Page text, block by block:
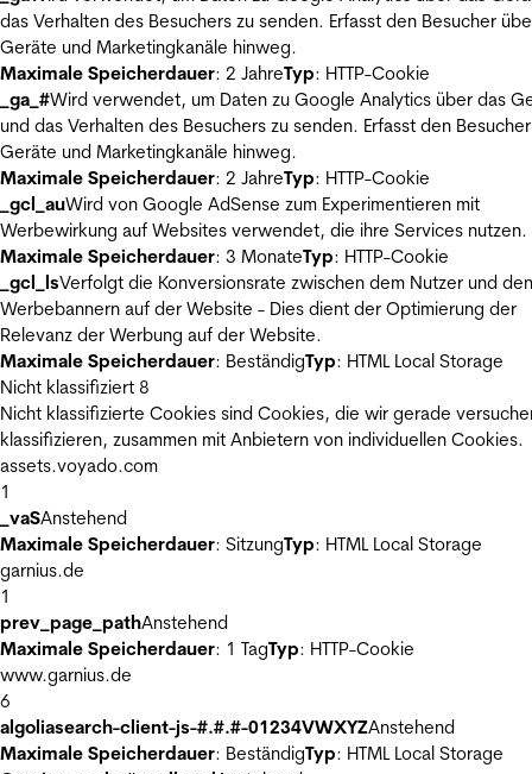
das Verhalten des Besuchers zu senden. Erfasst den Besucher
Geräte und Marketingkanäle hinweg.
Maximale Speicherdauer: 2 JahreTyp: HTTP-Cookie
_ga_#Wird verwendet, um Daten zu Google Analytics über das
und das Verhalten des Besuchers zu senden. Erfasst den
Geräte und Marketingkanäle hinweg.
Maximale Speicherdauer: 2 JahreTyp: HTTP-Cookie
_gcl_auWird von Google AdSense zum Experimentieren mit
Werbewirkung auf Websites verwendet, die ihre Services nutzen.
Maximale Speicherdauer: 3 MonateTyp: HTTP-Cookie
_gcl_lsVerfolgt die Konversionsrate zwischen dem Nutzer und den
Werbebannern auf der Website - Dies dient der Optimierung der
Relevanz der Werbung auf der Website.
Maximale Speicherdauer: BeständigTyp: HTML Local Storage
Nicht klassifiziert 8
Nicht klassifizierte Cookies sind Cookies, die wir gerade
klassifizieren, zusammen mit Anbietern von individuellen Cookies.
assets.voyado.com
1
_vaSAnstehend
Maximale Speicherdauer: SitzungTyp: HTML Local Storage
garnius.de
1
prev_page_pathAnstehend
Maximale Speicherdauer: 1 TagTyp: HTTP-Cookie
www.garnius.de
6
algoliasearch-client-js-#.#.#-01234VWXYZAnstehend
Maximale Speicherdauer: BeständigTyp: HTML Local Storage